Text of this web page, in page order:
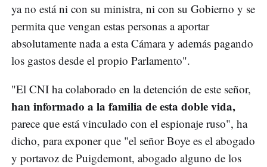
ya no está ni con su ministra, ni con su Gobierno y se
permita que vengan estas personas a aportar
absolutamente nada a esta Cámara y además pagando
los gastos desde el propio Parlamento".
"El CNI ha colaborado en la detención de este señor,
han informado a la familia de esta doble vida,
parece que está vinculado con el espionaje ruso", ha
dicho, para exponer que "el señor Boye es el abogado
y portavoz de Puigdemont, abogado alguno de los